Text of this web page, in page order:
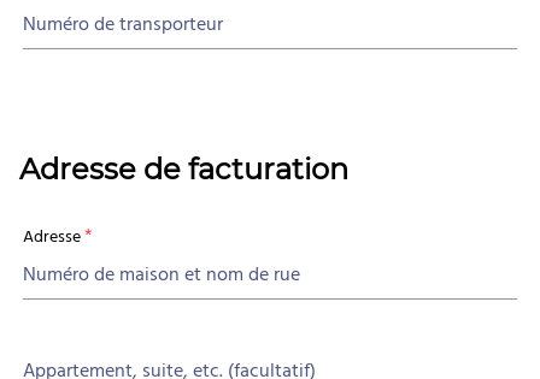
Adresse de facturation
Adresse*